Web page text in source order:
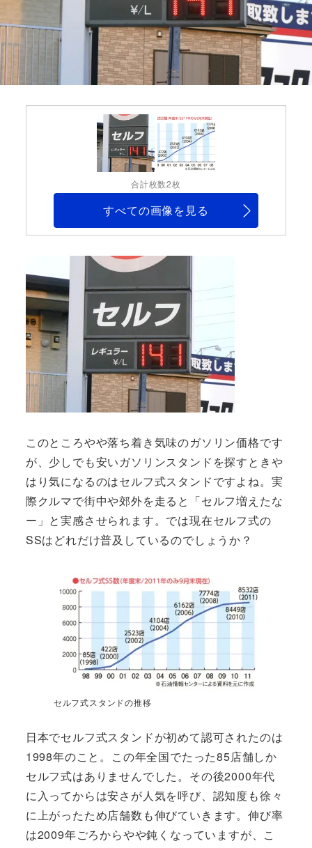
合計枚数2枚
すべての画像を見る
このところやや落ち着き気味のガソリン価格です
が、少しでも安いガソリンスタンドを探すときや
はり気になるのはセルフ式スタンドですよね。実
際クルマで街中や郊外を走ると「セルフ増えたな
ー」と実感させられます。では現在セルフ式の
SSはどれだけ普及しているのでしょうか？
セルフ式スタンドの推移
日本でセルフ式スタンドが初めて認可されたのは
1998年のこと。この年全国でたった85店舗しか
セルフ式はありませんでした。その後2000年代
に入ってからは安さが人気を呼び、認知度も徐々
に上がったため店舗数も伸びていきます。伸び率
は2009年ごろからやや鈍くなっていますが、こ